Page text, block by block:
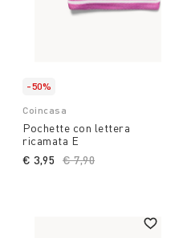
-50%
Coincasa
Pochette con lettera
ricamata E
Price reduced from
€ 7,90
€ 3,95